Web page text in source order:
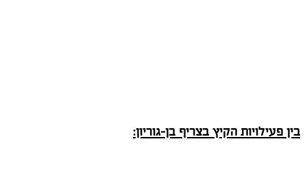
בין פעילויות הקיץ בצריף בן-גוריון: